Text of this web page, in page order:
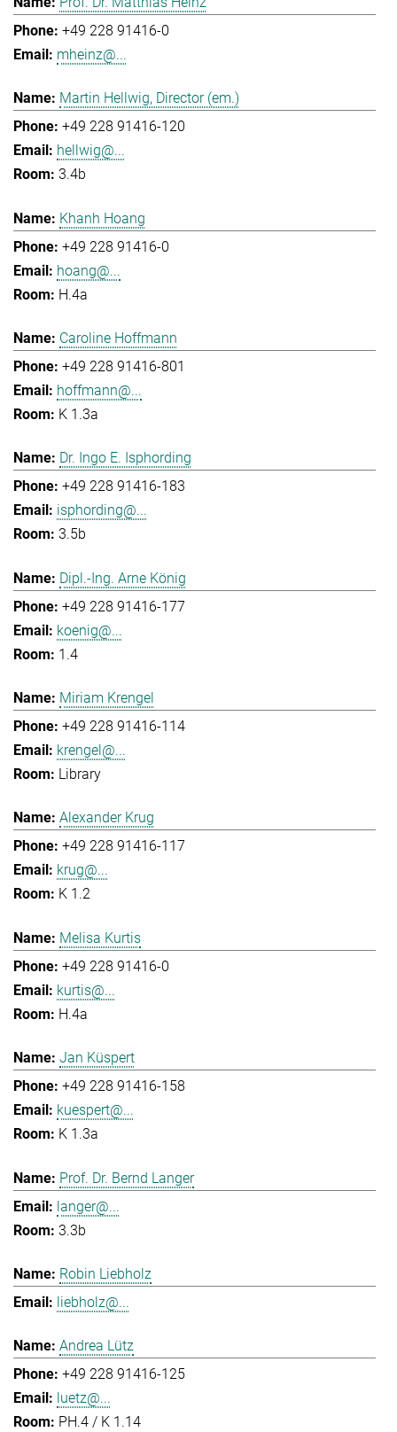
+49 228 91416-0
mheinz@...
Martin Hellwig, Director (em.)
+49 228 91416-120
hellwig@...
3.4b
Khanh Hoang
+49 228 91416-0
hoang@...
H.4a
Caroline Hoffmann
+49 228 91416-801
hoffmann@...
K 1.3a
Dr. Ingo E. Isphording
+49 228 91416-183
isphording@...
3.5b
Dipl.-Ing. Arne König
+49 228 91416-177
koenig@...
1.4
Miriam Krengel
+49 228 91416-114
krengel@...
Library
Alexander Krug
+49 228 91416-117
krug@...
K 1.2
Melisa Kurtis
+49 228 91416-0
kurtis@...
H.4a
Jan Küspert
+49 228 91416-158
kuespert@...
K 1.3a
Prof. Dr. Bernd Langer
langer@...
3.3b
Robin Liebholz
liebholz@...
Andrea Lütz
+49 228 91416-125
luetz@...
PH.4 / K 1.14